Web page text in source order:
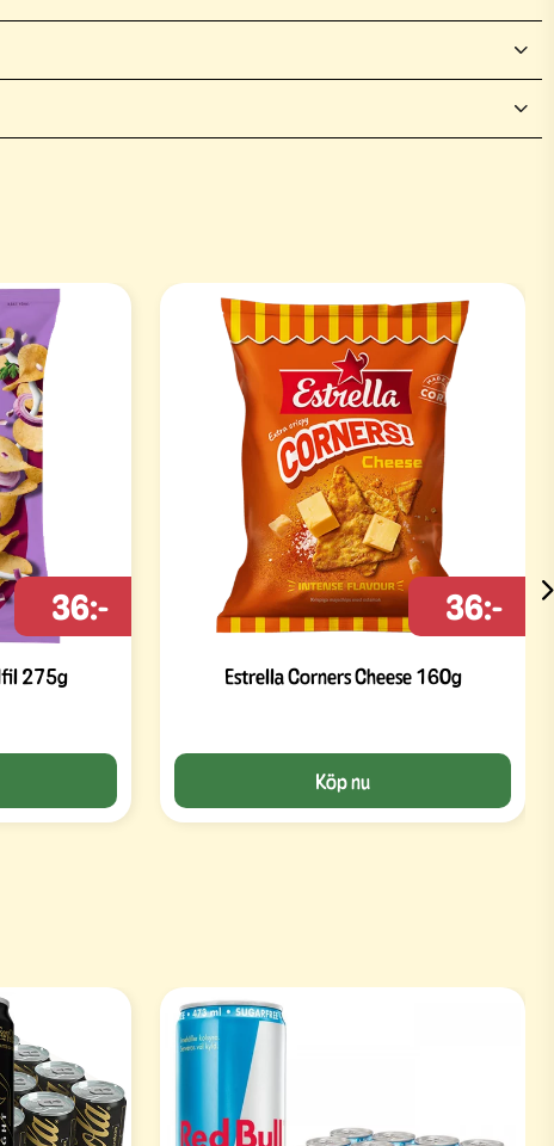
275g
36:-
Estrella Corners Cheese 160g
36:-
Köp nu